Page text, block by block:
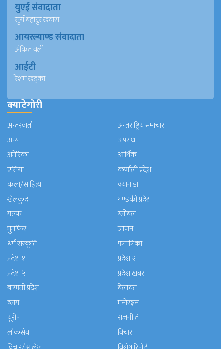
युएई संवादाता
सुर्य बहादुर खवास
आयरल्याण्ड संवादाता
अंकित वली
आईटी
रेशम खड्का
क्याटेगोरी
अन्तरवार्ता
अन्तराष्ट्रिय समाचार
अन्य
अपराध
अमेरिका
आर्थिक
एसिया
कर्णाली प्रदेश
कला/साहित्य
क्यानाडा
खेलकुद
गण्डकी प्रदेश
गल्फ
ग्लोबल
घुमफिर
जापान
धर्म संस्कृति
पत्रपत्रिका
प्रदेश १
प्रदेश २
प्रदेश ५
प्रदेश खबर
बाग्मती प्रदेश
बेलायत
ब्लग
मनाेरञ्जन
यूरोप
राजनीति
लोकसेवा
विचार